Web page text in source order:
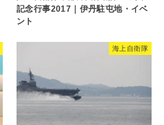
記念行事2017｜伊丹駐屯地・イベ
ント
海上自衛隊